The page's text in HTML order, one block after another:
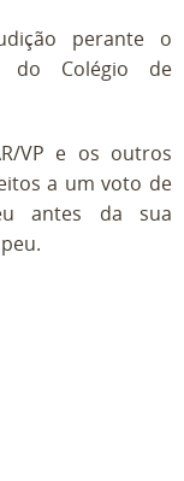
perante o
do Colégio de
VP e os outros
a um voto de
antes da sua